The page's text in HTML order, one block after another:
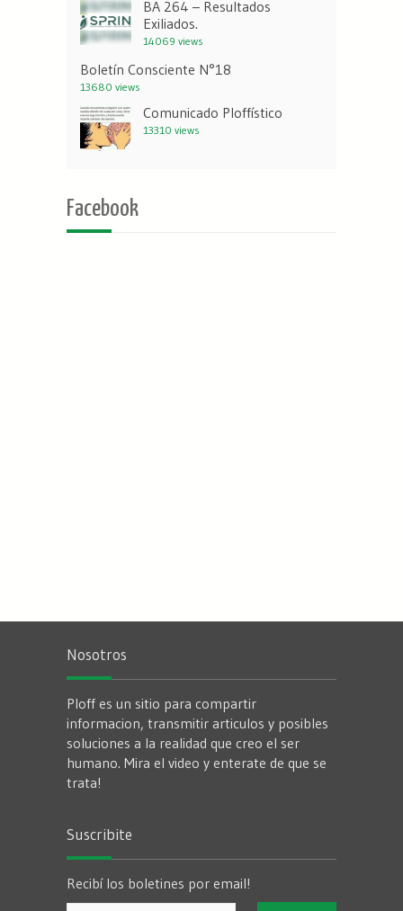
BA 264 – Resultados
Exiliados.
14069 views
Boletín Consciente N°18
13680 views
Comunicado Ploffístico
13310 views
Facebook
Nosotros
Ploff es un sitio para compartir
informacion, transmitir articulos y posibles
soluciones a la realidad que creo el ser
humano. Mira el video y enterate de que se
trata!
Suscribite
Recibí los boletines por email!